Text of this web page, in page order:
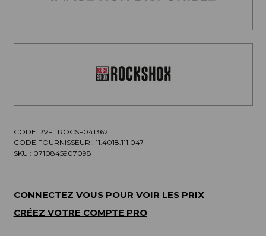
CODE RVF : ROCSF041362
CODE FOURNISSEUR : 11.4018.111.047
SKU : 0710845907098
CONNECTEZ VOUS POUR VOIR LES PRIX
CRÉEZ VOTRE COMPTE PRO